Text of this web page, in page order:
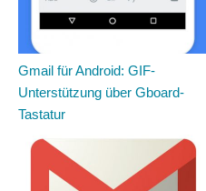
Gmail für Android: GIF-
Unterstützung über Gboard-
Tastatur